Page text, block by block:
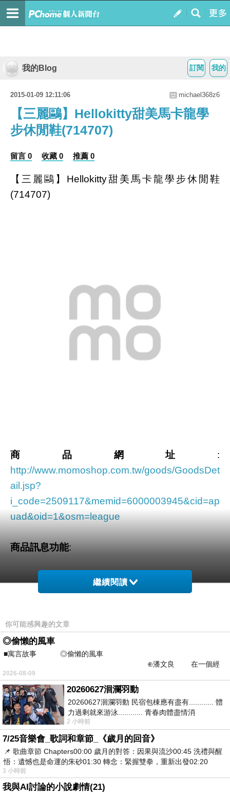
我的
訂閱
我的Blog
2015-01-09 12:11:06 michael368z6
【三麗鷗】Hellokitty甜美馬卡龍學
步休閒鞋(714707)
留言 0 收藏 0 推薦 0
【三麗鷗】Hellokitty甜美馬卡龍學步休閒鞋
(714707)
商品網址 :
http://www.momoshop.com.tw/goods/GoodsDet
ail.jsp?
i_code=2509117&memid=6000003945&cid=ap
uad&oid=1&osm=league
商品訊息功能:
品號：2509117
嚴選台灣製造鞋款
鞋面：PVC
大底：PVC
甜美點點馬卡龍造型
防滑大底安全舒適
商品訊息描述:
繼續閱讀
你可能感興趣的文章
◎偷懶的風車
■寓言故事 ◎偷懶的風車
⊕潘文良 在一個經
常颳風的山丘上—&m
2026-08-09
20260627洄瀾羽動
20260627洄瀾羽動 民宿包棟應有盡有............ 體
力過剩就來游泳............ 青春肉體盡情消
磨............ 晚餐不必
2 小時前
7/25音樂會_歌詞和章節_《歲月的回音》
📌 歌曲章節 Chapters00:00​ 歲月的對答：因果與流沙00:45​ 洗禮與醒
悟：遺憾也是命運的朱砂01:30​ 轉念：緊握雙拳，重新出發02:20
3 小時前
我與AI討論的小說劇情(21)